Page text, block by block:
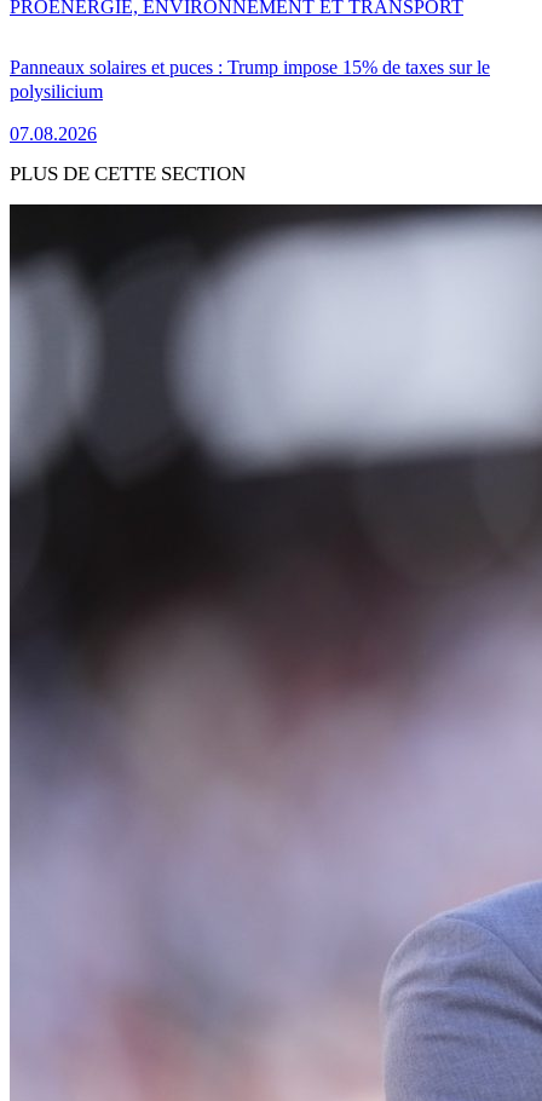
Panneaux solaires et puces : Trump impose 15% de taxes sur le
polysilicium
07.08.2026
PROENERGIE, ENVIRONNEMENT ET TRANSPORT
PLUS DE CETTE SECTION